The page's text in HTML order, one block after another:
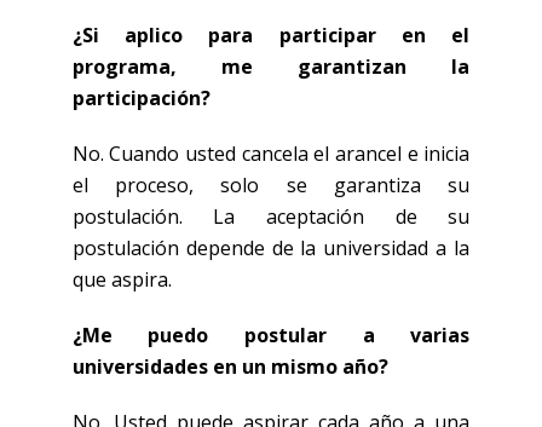
¿Si aplico para participar en el
programa, me garantizan la
participación?
No. Cuando usted cancela el arancel e inicia
el proceso, solo se garantiza su
postulación. La aceptación de su
postulación depende de la universidad a la
que aspira.
¿Me puedo postular a varias
universidades en un mismo año?